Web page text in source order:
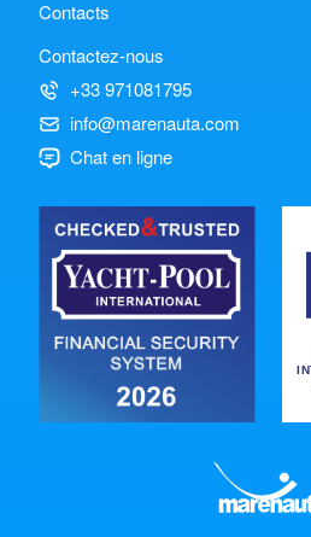
Contacts
Contactez-nous
+33 971081795
info@marenauta.com
Chat en ligne